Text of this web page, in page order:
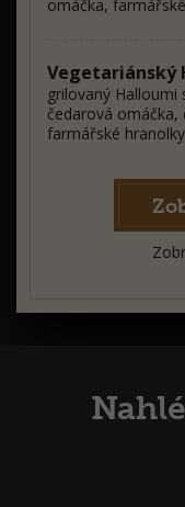
omáčka,
Vegetariánský
grilovaný Halloumi
čedarová omáčka,
farmářské